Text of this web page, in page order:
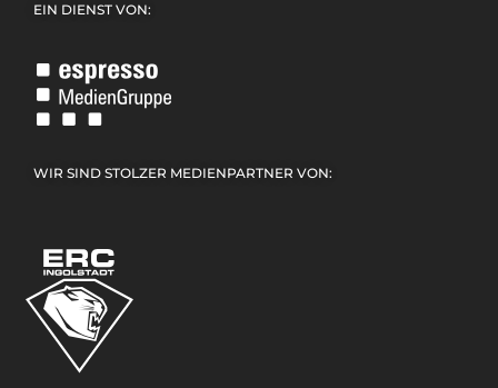
EIN DIENST VON:
WIR SIND STOLZER MEDIENPARTNER VON: